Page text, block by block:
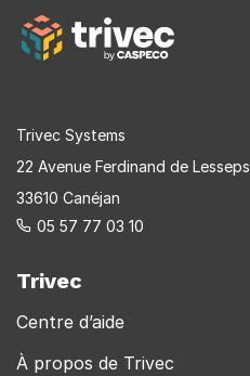
Trivec Systems
22 Avenue Ferdinand de Lesseps
33610 Canéjan
05 57 77 03 10
Trivec
Centre d’aide
À propos de Trivec